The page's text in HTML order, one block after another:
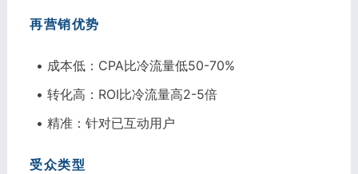
再营销优势
• 成本低：CPA比冷流量低50-70%
• 转化高：ROI比冷流量高2-5倍
• 精准：针对已互动用户
受众类型